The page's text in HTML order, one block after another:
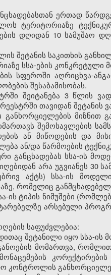
ერთად
ტერიტორიაზე
დღიდან 10 სამუშაო
შეტანის საკითხის
სსა-ების
სფეროში აღრიცხვა-
შესაბამისობას.
შეიტანება 3 წლის
რეესტრში თავიდან
მიზნით
შემოსავლების
ან მიწოდების და
ან/და წარმოების
განცხადებას სსა-ის
არა უგვიანეს
აქტს) სსა-ის
რომელიც
ის ტიპის ნიმუშები
არსებული
საფუძვლებია:
შეტანილი იყო სსა-
მომართვა,
კონტროლის